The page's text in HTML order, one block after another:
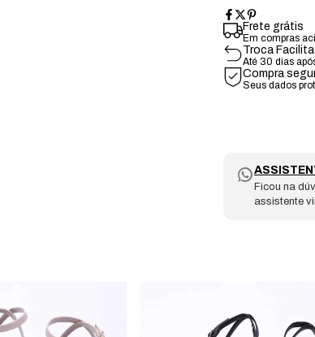
Frete grátis
Em compras
Troca
Até 30 dias
Compra
Seus dados
Ficou na
assistente